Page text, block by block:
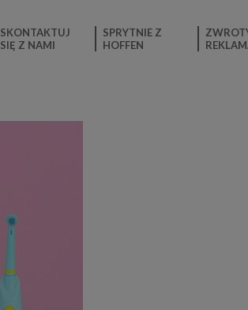
SKONTAKTUJ
SIĘ Z NAMI
SPRYTNIE Z
HOFFEN